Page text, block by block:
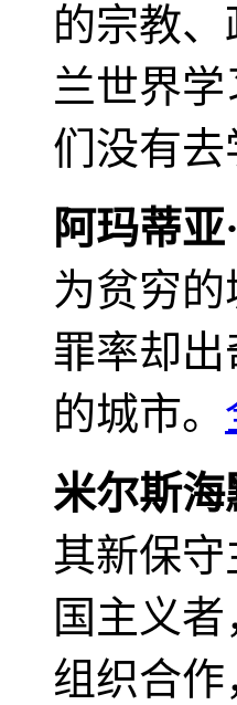
的宗教
兰世界
们没有
阿玛蒂亚
为贫穷
罪率却
的城市。
米尔斯海
其新保
国主义
组织合